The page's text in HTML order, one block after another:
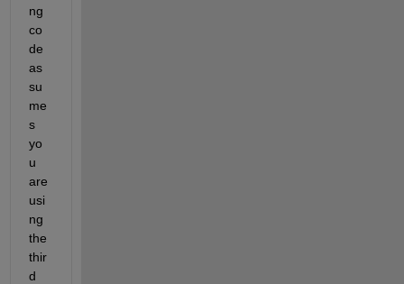
ng
co
de
as
su
me
s
yo
u
are
usi
ng
the
thir
d